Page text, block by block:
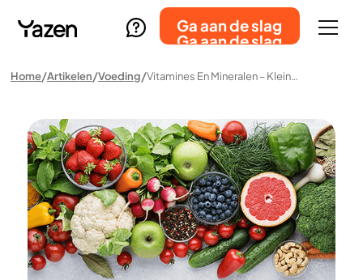
Ga aan de slag
Ga aan de slag
Home Artikelen Voeding Vitamines En Mineralen – Klein Maar Essentieel